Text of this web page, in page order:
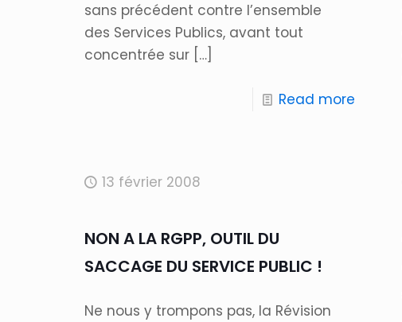
sans précédent contre l’ensemble
des Services Publics, avant tout
concentrée sur[…]
Read more
13 février 2008
NON A LA RGPP, OUTIL DU
SACCAGE DU SERVICE PUBLIC !
Ne nous y trompons pas, la Révision